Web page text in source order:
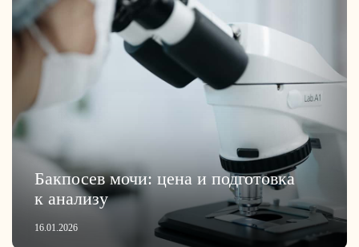
Бакпосев мочи: цена и подготовка
к анализу
16.01.2026